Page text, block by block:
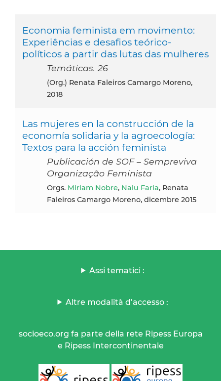
Economia feminista em movimento:
Experiências e desafios teórico-
políticos a partir das lutas das mulheres
Temáticas. 26
(org.) Renata Faleiros Camargo Moreno,
2018
Las mujeres en la construcción de la
economía solidaria y la agroecología:
Textos para la acción feminista
Publicación de SOF – Sempreviva
Organização Feminista
Orgs. Miriam Nobre, Nalu Faria, Renata
Faleiros Camargo Moreno, dicembre 2015
Assi tematici :
Altre modalità d’accesso :
socioeco.org fa parte della rete Ripess Europa
e Ripess Intercontinentale